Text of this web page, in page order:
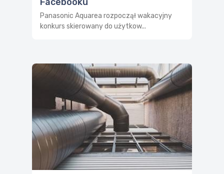
Panasonic Aquarea rozpoczął wakacyjny
konkurs skierowany do użytkow...